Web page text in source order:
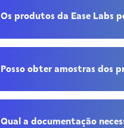
Os produtos da Ease Labs
Posso obter amostras dos
Qual a documentação